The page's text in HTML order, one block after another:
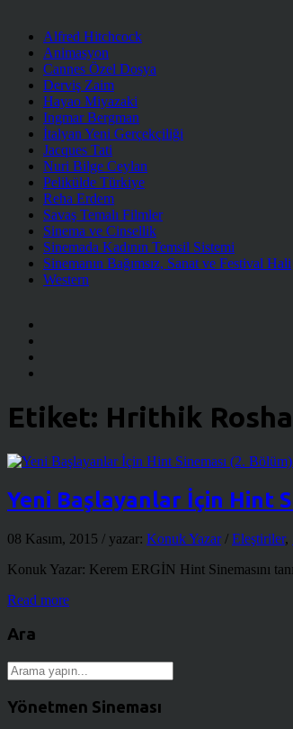
Alfred Hitchcock
Animasyon
Cannes Özel Dosya
Derviş Zaim
Hayao Miyazaki
Ingmar Bergman
İtalyan Yeni Gerçekçiliği
Jacques Tati
Nuri Bilge Ceylan
Pelikülde Türkiye
Reha Erdem
Savaş Temalı Filmler
Sinema ve Cinsellik
Sinemada Kadının Temsil Sistemi
Sinemanın Bağımsız, Sanat ve Festival Hali
Western
Etiket: Hrithik
Yeni Başlayanlar İçin Hint
08 Kasım, 2015 / yazar: Konuk Yazar/ Eleştiriler,
Konuk Yazar: Kerem ERGİN Hint Sinemasını
Read more
Ara
Yönetmen Sineması